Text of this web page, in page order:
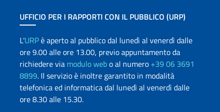
UFFICIO PER I RAPPORTI CON IL PUBBLICO (URP)
L'URPè aperto al pubblico dal lunedì al venerdì dalle
ore 9.00 alle ore 13.00, previo appuntamento da
richiedere via modulo webo al numero +39 06 3691
8899. Il servizio è inoltre garantito in modalità
telefonica ed informatica dal lunedì al venerdì dalle
ore 8.30 alle 15.30.